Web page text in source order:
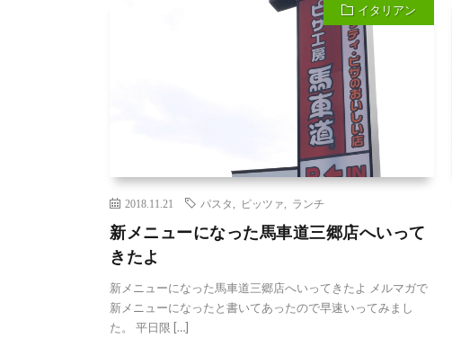
イタリアン
2018.11.21 パスタ ピッツァ ランチ
新メニューになった馬車道三郷店へいって
きたよ
新メニューになった馬車道三郷店へいってきたよ メルマガで
新メニューになったと書いてあったので早速いってみまし
た。 平日限 […]